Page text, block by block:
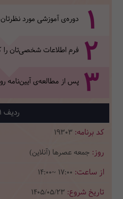
1 دوره‌ی آموزشی مورد
2 فرم اطلاعات شخصی‌تان‌
3 پس از مطالعه‌ی آیین‌نامه
1
19303
جمعه عصرها (آنلاین)
14:00~ 17:00
1405/05/23